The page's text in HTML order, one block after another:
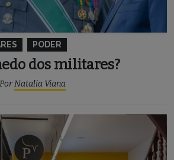
PODER
dos militares?
PorNatalia Viana